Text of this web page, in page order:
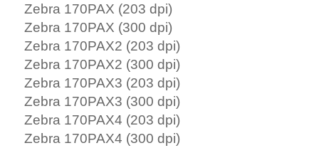
Zebra 170PAX (203 dpi)
Zebra 170PAX (300 dpi)
Zebra 170PAX2 (203 dpi)
Zebra 170PAX2 (300 dpi)
Zebra 170PAX3 (203 dpi)
Zebra 170PAX3 (300 dpi)
Zebra 170PAX4 (203 dpi)
Zebra 170PAX4 (300 dpi)